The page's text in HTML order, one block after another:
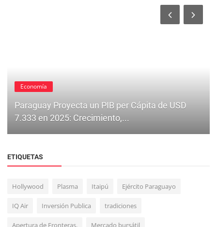
Economía
Paraguay Proyecta un PIB per Cápita de USD
7.333 en 2025: Crecimiento,...
ETIQUETAS
Hollywood Plasma Itaipú Ejército Paraguayo
IQ Air Inversión Publica tradiciones
Apertura de Fronteras. Mercado bursátil